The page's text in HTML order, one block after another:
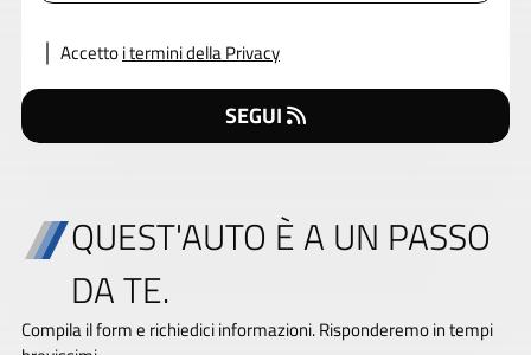
Accettoi termini della Privacy
SEGUI
QUEST'AUTO È A UN PASSO
DA TE.
Compila il form e richiedici informazioni. Risponderemo in tempi